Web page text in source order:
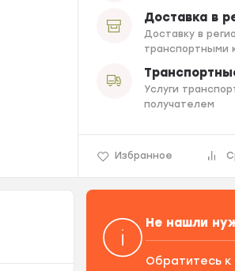
Доставка в
Доставку в
транспортными
Услуги
получателем
Избранное
Не нашли
Обратитесь